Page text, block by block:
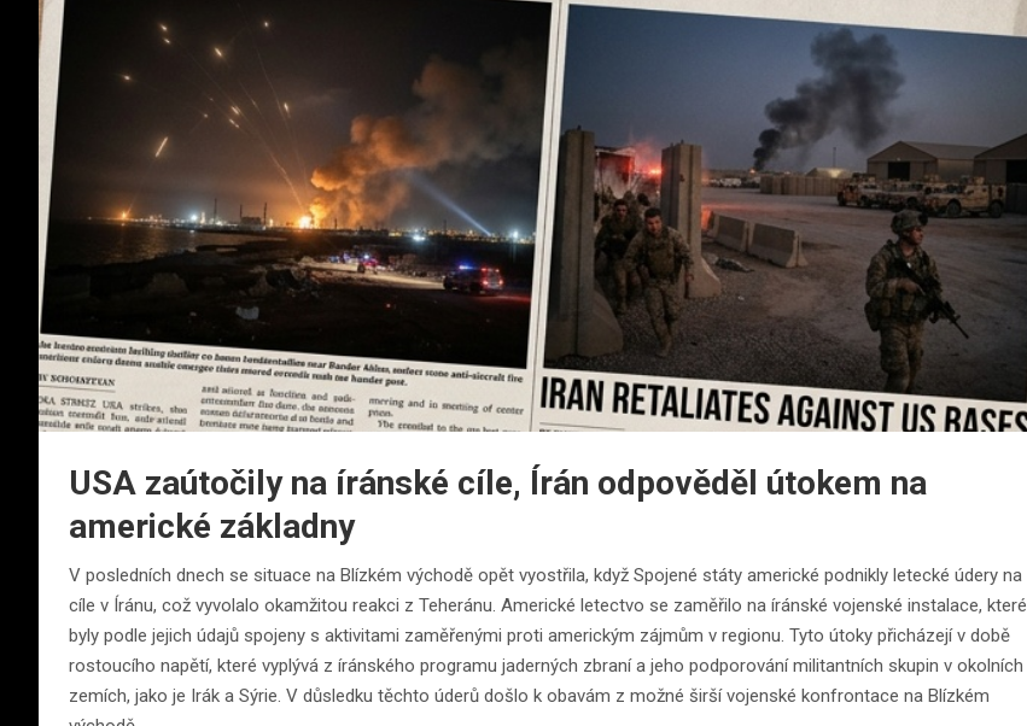
USA zaútočily na íránské cíle, Írán odpověděl útokem na
americké základny
V posledních dnech se situace na Blízkém východě opět vyostřila, když Spojené státy americké podnikly letecké údery na
cíle v Íránu, což vyvolalo okamžitou reakci z Teheránu. Americké letectvo se zaměřilo na íránské vojenské instalace, které
byly podle jejich údajů spojeny s aktivitami zaměřenými proti americkým zájmům v regionu. Tyto útoky přicházejí v době
rostoucího napětí, které vyplývá z íránského programu jaderných zbraní a jeho podporování militantních skupin v okolních
zemích, jako je Irák a Sýrie. V důsledku těchto úderů došlo k obavám z možné širší vojenské konfrontace na Blízkém